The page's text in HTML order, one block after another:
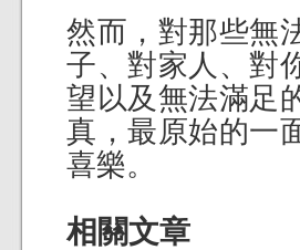
然而，對那些無
子、對家人、對
望以及無法滿足
真，最原始的一
喜樂。
相關文章